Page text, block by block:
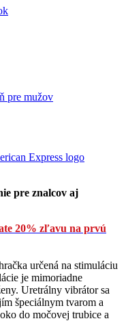
pre mužov
pre znalcov aj
20% zľavu na prvú
určená na stimuláciu
je mimoriadne
Uretrálny vibrátor sa
špeciálnym tvarom a
do močovej trubice a